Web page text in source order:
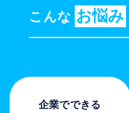
こんな お悩み
企業でできる